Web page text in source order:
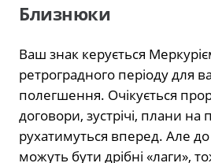
Близнюки
Ваш знак керується
ретроградного періоду для
полегшення. Очікується
договори, зустрічі, плани на
рухатимуться вперед. Але
можуть бути дрібні «лаги»,